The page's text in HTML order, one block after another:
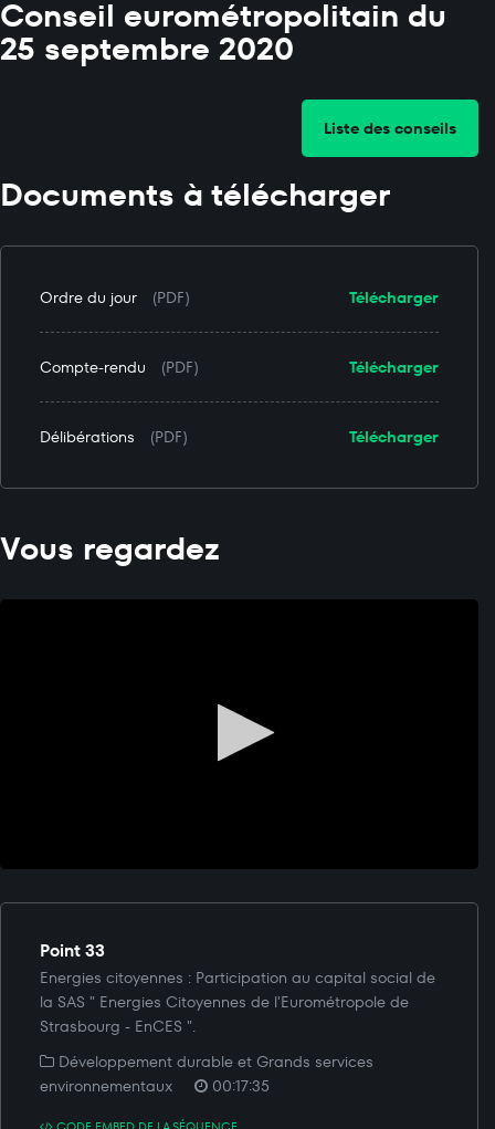
Conseil eurométropolitain du
25 septembre 2020
Liste des conseils
Documents à télécharger
Télécharger
Ordre du jour (PDF)
Télécharger
Compte-rendu (PDF)
Télécharger
Délibérations (PDF)
Vous regardez
Point 33
Energies citoyennes : Participation au capital social de
la SAS " Energies Citoyennes de l'Eurométropole de
Strasbourg - EnCES ".
Développement durable et Grands services
environnementaux
00:17:35